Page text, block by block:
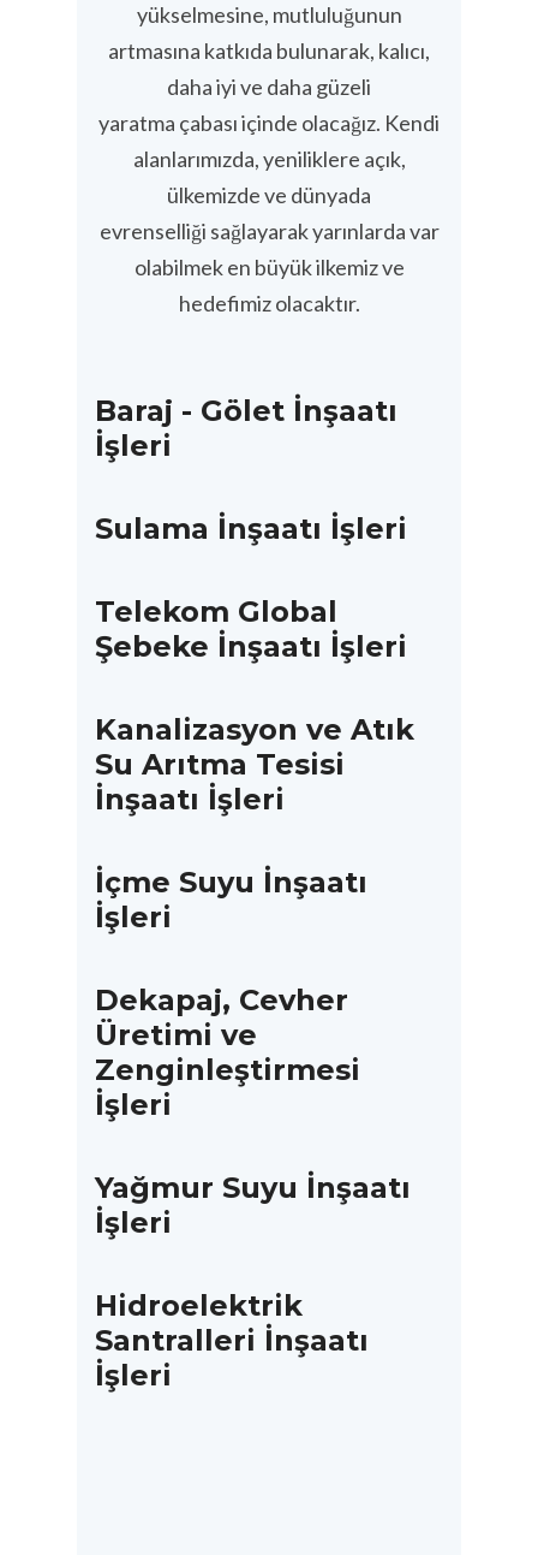
yükselmesine, mutluluğunun
artmasına katkıda bulunarak, kalıcı,
daha iyi ve daha güzeli
yaratma çabası içinde olacağız. Kendi
alanlarımızda, yeniliklere açık,
ülkemizde ve dünyada
evrenselliği sağlayarak yarınlarda var
olabilmek en büyük ilkemiz ve
hedefimiz olacaktır.
Baraj - Gölet İnşaatı
İşleri
Sulama İnşaatı İşleri
Telekom Global
Şebeke İnşaatı İşleri
Kanalizasyon ve Atık
Su Arıtma Tesisi
İnşaatı İşleri
İçme Suyu İnşaatı
İşleri
Dekapaj, Cevher
Üretimi ve
Zenginleştirmesi
İşleri
Yağmur Suyu İnşaatı
İşleri
Hidroelektrik
Santralleri İnşaatı
İşleri